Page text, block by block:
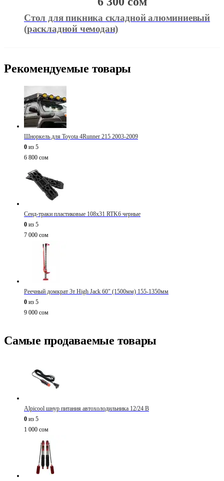
Cтол для пикника складной алюминиевый
(раскладной чемодан)
Рекомендуемые товары
Шноркель для Toyota 4Runner 215 2003-2009
0 из 5
6 800 сом
Сенд-траки пластиковые 108х31 RTK6 черные
0 из 5
7 000 сом
Реечный домкрат 3т High Jack 60" (1500мм) 155-1350мм
0 из 5
9 000 сом
Самые продаваемые товары
Alpicool шнур питания автохолодильника 12/24 В
0 из 5
1 000 сом